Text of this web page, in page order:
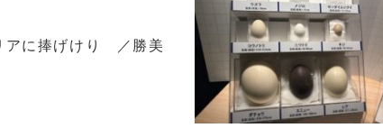
アに捧げけり ／勝美